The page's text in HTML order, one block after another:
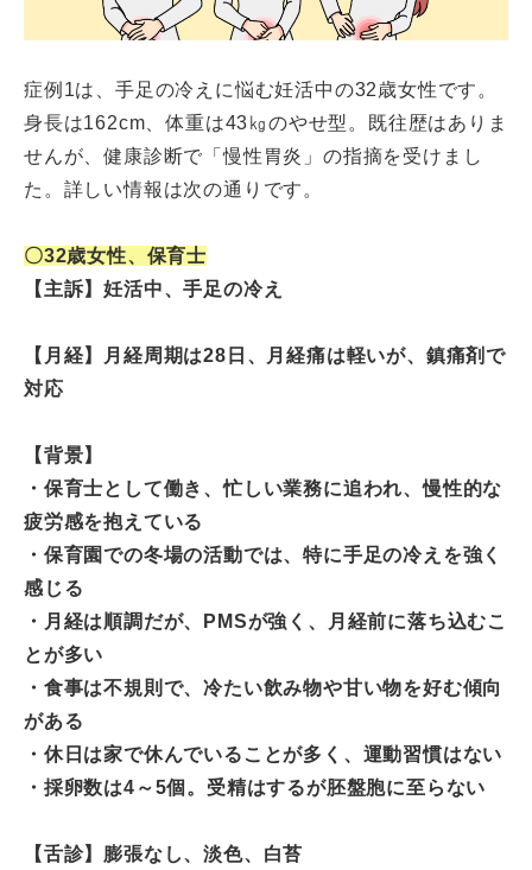
症例1は、手足の冷えに悩む妊活中の32歳女性です。
身長は162cm、体重は43㎏のやせ型。既往歴はありま
せんが、健康診断で「慢性胃炎」の指摘を受けまし
た。詳しい情報は次の通りです。
〇32歳女性、保育士
【主訴】妊活中、手足の冷え
【月経】月経周期は28日、月経痛は軽いが、鎮痛剤で
対応
【背景】
・保育士として働き、忙しい業務に追われ、慢性的な
疲労感を抱えている
・保育園での冬場の活動では、特に手足の冷えを強く
感じる
・月経は順調だが、PMSが強く、月経前に落ち込むこ
とが多い
・食事は不規則で、冷たい飲み物や甘い物を好む傾向
がある
・休日は家で休んでいることが多く、運動習慣はない
・採卵数は4～5個。受精はするが胚盤胞に至らない
【舌診】膨張なし、淡色、白苔